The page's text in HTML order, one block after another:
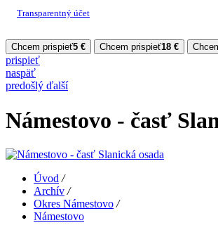
Transparentný účet
Chcem prispieť5 € Chcem prispieť18 €
prispieť
naspäť
predošlý ďalší
Námestovo - časť
Úvod /
Archív /
Okres Námestovo /
Námestovo